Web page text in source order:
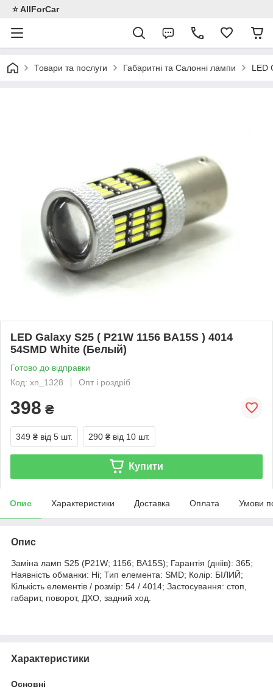
⭐️ AllForCar
Товари та послуги Габаритні та Салонні лампи LED
LED Galaxy S25 ( P21W 1156 BA15S ) 4014
54SMD White (Белый)
Готово до відправки
Код: xn_1328
Опт і роздріб
398 ₴
349 ₴ від 5 шт. 290 ₴ від 10 шт.
Купити
Опис Характеристики Доставка Оплата Умови
Опис
Заміна ламп S25 (P21W; 1156; BA15S); Гарантія (дніів): 365;
Наявність обманки: Ні; Тип елемента: SMD; Колір: БІЛИЙ;
Кількість елементів / розмір: 54 / 4014; Застосування: стоп,
габарит, поворот, ДХО, задний ход.
Характеристики
Основні